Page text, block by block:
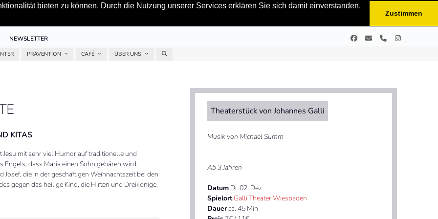
bieten zu können. Durch die Nutzung unserer Services erklären Sie sich damit einverstanden.
Zustimmen
NEWSLETTER Facebook
E- TelefonInstagram
PRÄVENTION CAFÉ ÜBER UNS
KITAS
mit sehr viel Humor auf traditionelle und
dass Maria einen Sohn gebären wird,
die in der geschäftigen Weihnachtszeit bei den
gegen das heilige Kind, die Hirten und Dreikönige,
Theaterstück von Johannes Galli
Musik von Michael Summ
Ab 3 Jahren
Datum Di. 02. Dez.
Spielort Galli Theater Wiesbaden
Dauerca. 45 Min